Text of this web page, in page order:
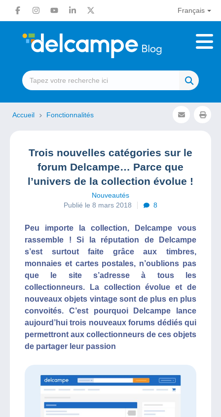
Français
Accueil Fonctionnalités
Trois nouvelles catégories sur le
forum Delcampe… Parce que
l’univers de la collection évolue !
Nouveautés
Publié le 8 mars 2018
8
Peu importe la collection, Delcampe vous
rassemble ! Si la réputation de Delcampe
s’est surtout faite grâce aux timbres,
monnaies et cartes postales, n’oublions pas
que le site s’adresse à tous les
collectionneurs. La collection évolue et de
nouveaux objets vintage sont de plus en plus
convoités. C’est pourquoi Delcampe lance
aujourd’hui trois nouveaux forums dédiés qui
permettront aux collectionneurs de ces objets
de partager leur passion